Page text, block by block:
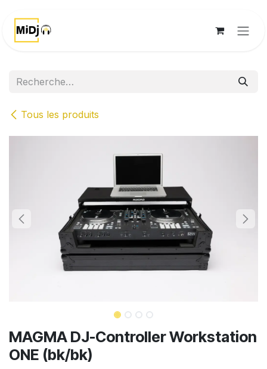
Tous les produits
MAGMA DJ-Controller Workstation
ONE (bk/bk)